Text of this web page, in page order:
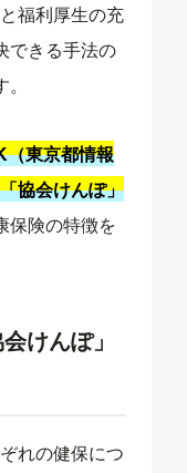
福利厚生の充
できる手法の
（東京都情報
協会けんぽ」
保険の特徴を
けんぽ」
れの健保につ